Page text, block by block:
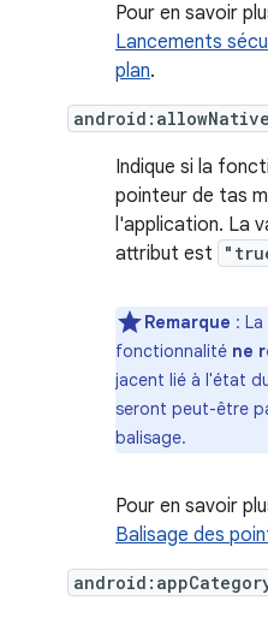
Pour en savoir
Lancements
plan.
Indique si la
pointeur de tas
l'application. La
attribut est
Remarque :
fonctionnalité ne
jacent lié à l'état
seront peut-être
balisage.
Pour en savoir
Balisage des